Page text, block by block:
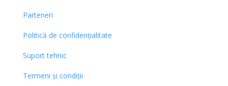
Parteneri
Politică de confidențialitate
Suport tehnic
Termeni și condiții